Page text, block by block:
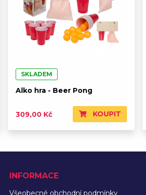
SKLADEM
Alko hra - Beer Pong
309,00 Kč KOUPIT
INFORMACE